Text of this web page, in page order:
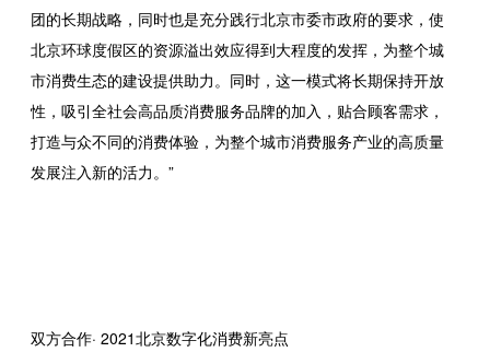
团的长期战略，同时也是充分践行北京市委市政府的要求，使
北京环球度假区的资源溢出效应得到大程度的发挥，为整个城
市消费生态的建设提供助力。同时，这一模式将长期保持开放
性，吸引全社会高品质消费服务品牌的加入，贴合顾客需求，
打造与众不同的消费体验，为整个城市消费服务产业的高质量
发展注入新的活力。”
双方合作· 2021北京数字化消费新亮点